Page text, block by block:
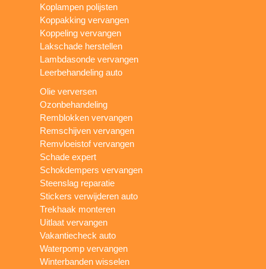
Koplampen polijsten
Koppakking vervangen
Koppeling vervangen
Lakschade herstellen
Lambdasonde vervangen
Leerbehandeling auto
Olie verversen
Ozonbehandeling
Remblokken vervangen
Remschijven vervangen
Remvloeistof vervangen
Schade expert
Schokdempers vervangen
Steenslag reparatie
Stickers verwijderen auto
Trekhaak monteren
Uitlaat vervangen
Vakantiecheck auto
Waterpomp vervangen
Winterbanden wisselen